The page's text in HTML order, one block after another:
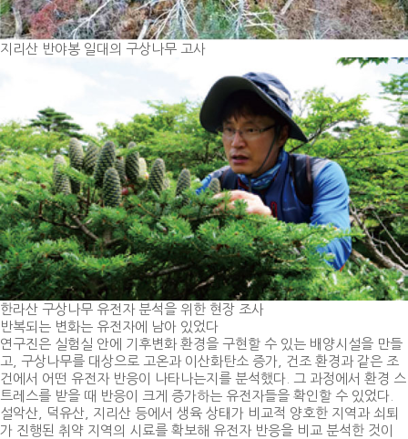
지리산 반야봉 일대의 구상나무 고사
한라산 구상나무 유전자 분석을 위한 현장 조사
반복되는 변화는 유전자에 남아 있었다
연구진은 실험실 안에 기후변화 환경을 구현할 수 있는 배양시설을 만들
고, 구상나무를 대상으로 고온과 이산화탄소 증가, 건조 환경과 같은 조
건에서 어떤 유전자 반응이 나타나는지를 분석했다. 그 과정에서 환경 스
트레스를 받을 때 반응이 크게 증가하는 유전자들을 확인할 수 있었다.
설악산, 덕유산, 지리산 등에서 생육 상태가 비교적 양호한 지역과 쇠퇴
가 진행된 취약 지역의 시료를 확보해 유전자 반응을 비교 분석한 것이